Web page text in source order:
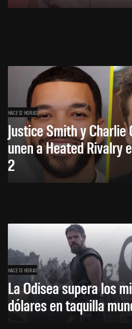
HACE 12 HORAS
Justice Smith y Charlie
unen a Heated Rivalry
2
HACE 13 HORAS
La Odisea supera los
dólares en taquilla